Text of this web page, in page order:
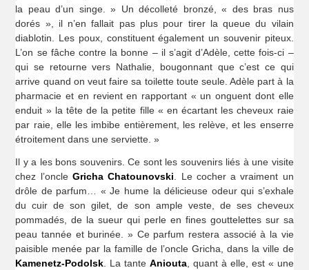
la peau d’un singe. » Un décolleté bronzé, « des bras nus
dorés », il n’en fallait pas plus pour tirer la queue du vilain
diablotin. Les poux, constituent également un souvenir piteux.
L’on se fâche contre la bonne – il s’agit d’Adèle, cette fois-ci –
qui se retourne vers Nathalie, bougonnant que c’est ce qui
arrive quand on veut faire sa toilette toute seule. Adèle part à la
pharmacie et en revient en rapportant « un onguent dont elle
enduit » la tête de la petite fille « en écartant les cheveux raie
par raie, elle les imbibe entièrement, les relève, et les enserre
étroitement dans une serviette. »
Il y a les bons souvenirs. Ce sont les souvenirs liés à une visite
chez l’oncle Gricha Chatounovski . Le cocher a vraiment un
drôle de parfum… « Je hume la délicieuse odeur qui s’exhale
du cuir de son gilet, de son ample veste, de ses cheveux
pommadés, de la sueur qui perle en fines gouttelettes sur sa
peau tannée et burinée. » Ce parfum restera associé à la vie
paisible menée par la famille de l’oncle Gricha, dans la ville de
Kamenetz-Podolsk . La tanteAniouta , quant à elle, est « une